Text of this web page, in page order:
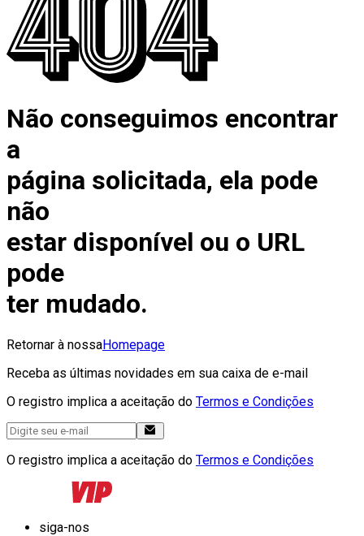
Não conseguimos encontrar
a
página solicitada, ela pode
não
estar disponível ou o URL
pode
ter mudado.
Retornar à nossaHomepage
Receba as últimas novidades em sua caixa de e-mail
O registro implica a aceitação do Termos e Condições
O registro implica a aceitação do Termos e Condições
siga-nos